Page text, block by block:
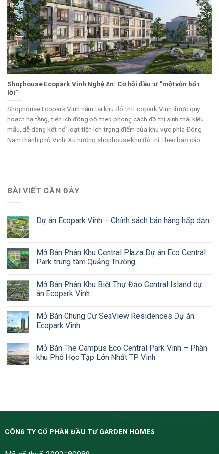
Shophouse Ecopark Vinh Nghệ An: Cơ hội đầu tư “một vốn bốn
lời”
Shophouse Ecopark Vinh nằm tại khu đô thị Ecopark Vinh được quy
hoạch hạ tầng, tiện ích đồng bộ theo phong cách đô thị sinh thái kiểu
mẫu, dễ dàng kết nối loạt tiện ích trọng điểm của khu vực phía Đông
Nam thành phố Vinh. Xu hướng shophouse khu đô thị Theo báo cáo......
BÀI VIẾT GẦN ĐÂY
Dự án Ecopark Vinh – Chính sách bán hàng hấp dẫn
Mở Bán Phân Khu Central Plaza Dự án Eco Central
Park trung tâm Quảng Trường
Mở Bán Phân Khu Biệt Thự Đảo Central Island dự
án Ecopark Vinh
Mở Bán Chung Cư SeaView Residences Dự án
Ecopark Vinh
Mở Bán The Campus Eco Central Park Vinh – Phân
khu Phố Học Tập Lớn Nhất TP Vinh
CÔNG TY CỔ PHẦN ĐẦU TƯ GARDEN HOMES